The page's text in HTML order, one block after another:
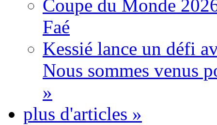
Coupe du Monde
Faé
Kessié lance un défi
Nous sommes venus
»
plus d'articles »